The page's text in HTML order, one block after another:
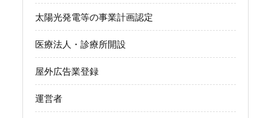
太陽光発電等の事業計画認定
医療法人・診療所開設
屋外広告業登録
運営者